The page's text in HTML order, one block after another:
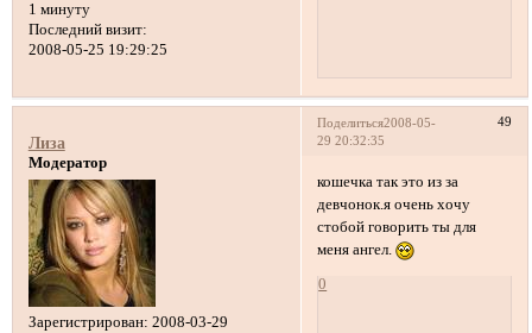
1 минуту
Последний визит:
2008-05-25 19:29:25
Поделиться 49
2008-05-
29 20:32:35
Лиза
Модератор
Зарегистрирован: 2008-03-29
кошечка так это из за
девчонок.я очень хочу
стобой говорить ты для
меня ангел.
0